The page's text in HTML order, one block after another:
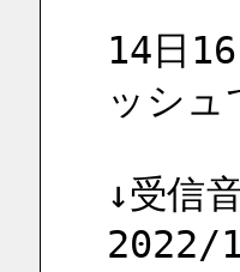
14日
ッシュ
↓受信
2022/